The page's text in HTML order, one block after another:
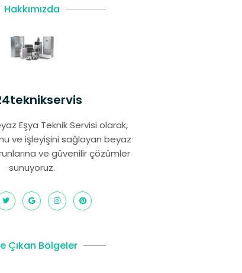
Hakkımızda
Eşya Teknik Servisi olarak,
ve işleyişini sağlayan beyaz
ve güvenilir çözümler
sunuyoruz.
Çıkan Bölgeler